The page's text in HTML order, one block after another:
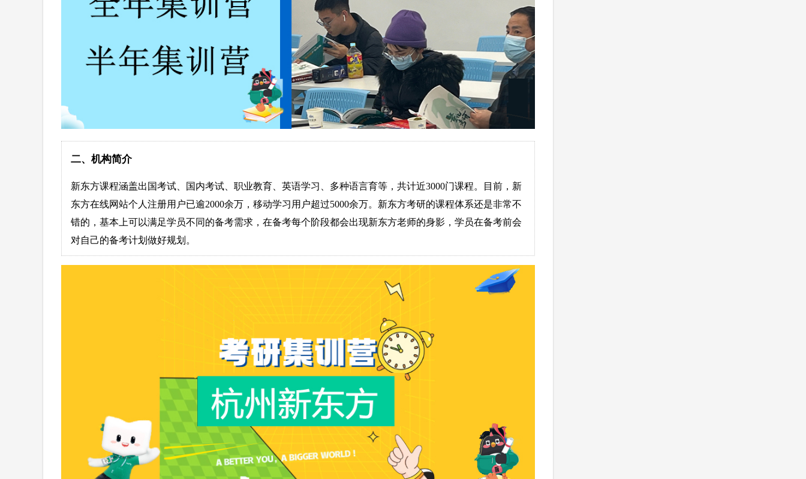
二、机构简介
新东方课程涵盖出国考试、国内考试、职业教育、英语学习、多种语言育等，共计近3000门课程。目前，新
东方在线网站个人注册用户已逾2000余万，移动学习用户超过5000余万。新东方考研的课程体系还是非常不
错的，基本上可以满足学员不同的备考需求，在备考每个阶段都会出现新东方老师的身影，学员在备考前会
对自己的备考计划做好规划。